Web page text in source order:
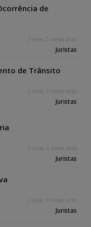
de
2 anos, 3 meses atrás
Juristas
de Trânsito
2 anos, 3 meses atrás
Juristas
2 anos, 4 meses atrás
Juristas
2 anos, 4 meses atrás
Juristas